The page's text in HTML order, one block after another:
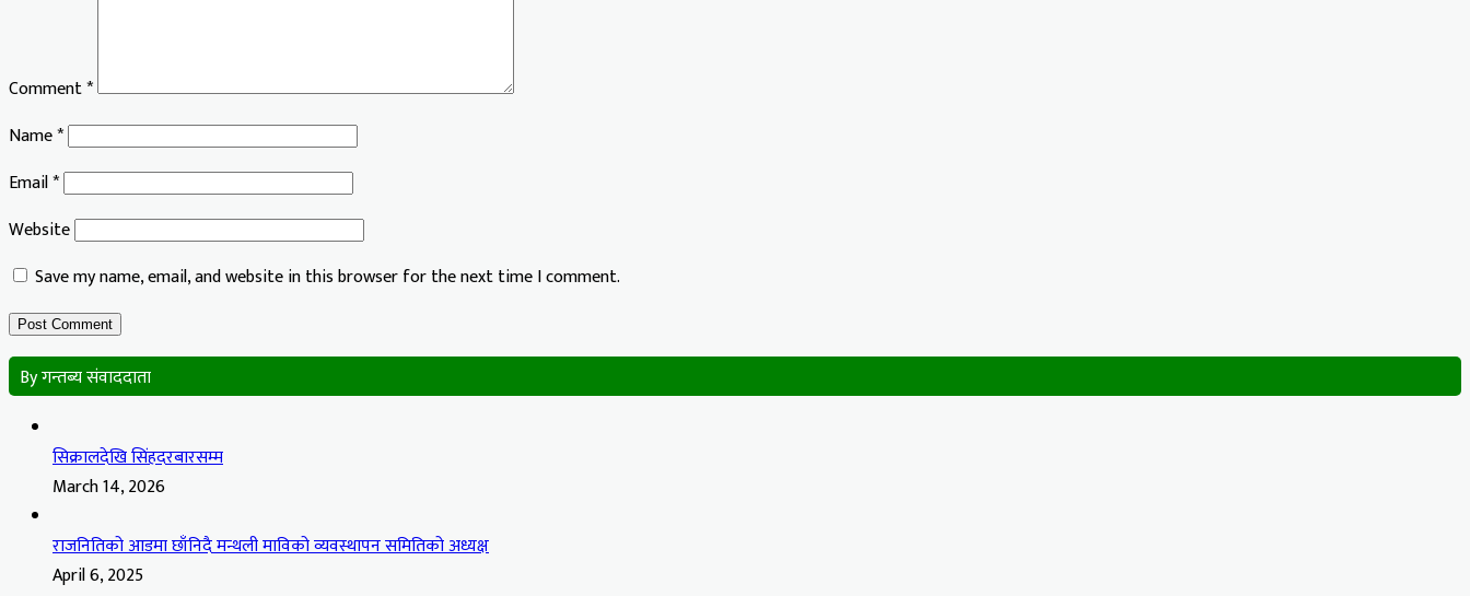
Comment*
Name*
Email*
Website
Save my name, email, and website in this browser for the next time I comment.
By गन्तब्य संवाददाता
सिक्रालदेखि सिंहदरबारसम्म
March 14, 2026
राजनितिको आडमा छाँनिदै मन्थली माविको व्यवस्थापन समितिको अध्यक्ष
April 6, 2025